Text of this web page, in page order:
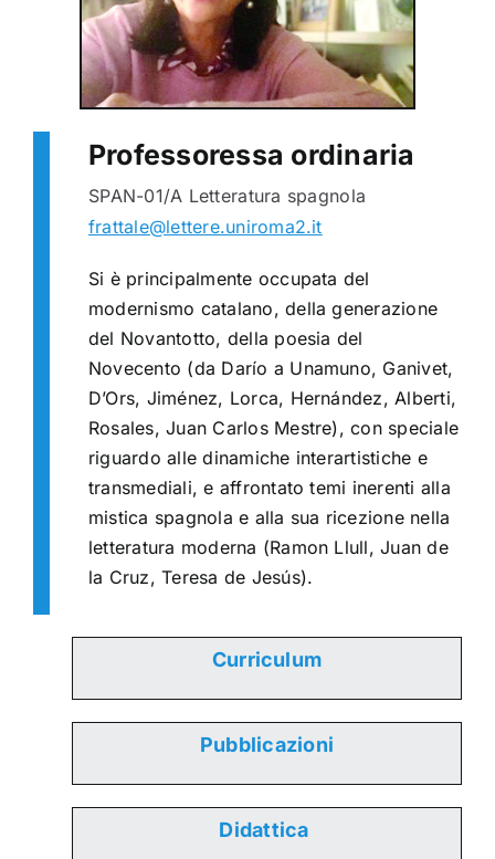
Professoressa ordinaria
SPAN-01/A Letteratura spagnola
frattale@lettere.uniroma2.it
Si è principalmente occupata del
modernismo catalano, della generazione
del Novantotto, della poesia del
Novecento (da Darío a Unamuno, Ganivet,
D’Ors, Jiménez, Lorca, Hernández, Alberti,
Rosales, Juan Carlos Mestre), con speciale
riguardo alle dinamiche interartistiche e
transmediali, e affrontato temi inerenti alla
mistica spagnola e alla sua ricezione nella
letteratura moderna (Ramon Llull, Juan de
la Cruz, Teresa de Jesús).
Curriculum
Pubblicazioni
Didattica